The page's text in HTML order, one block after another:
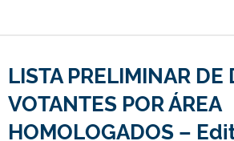
LISTA PRELIMINAR DE
VOTANTES POR ÁREA
HOMOLOGADOS –